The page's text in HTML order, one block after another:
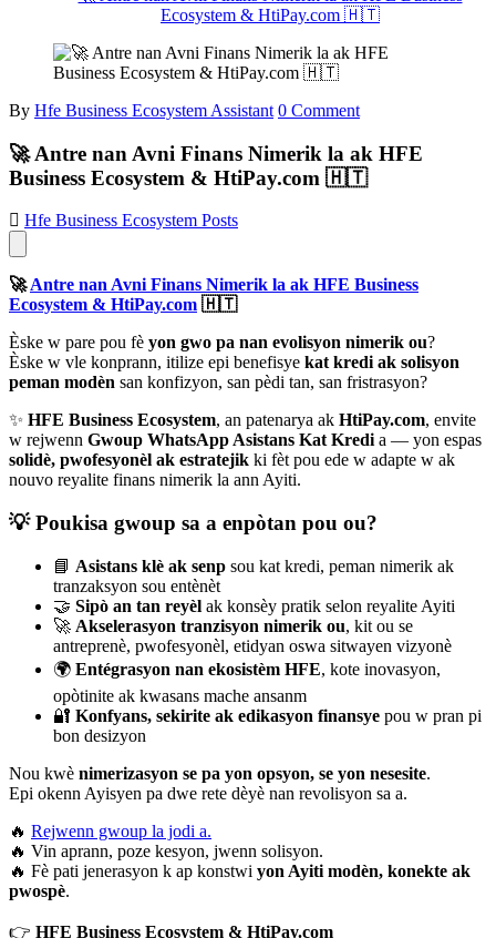
Ecosystem & HtiPay.com 🇭🇹
By Hfe Business Ecosystem Assistant 0 Comment
🚀 Antre nan Avni Finans Nimerik la ak HFE
Business Ecosystem & HtiPay.com 🇭🇹
Hfe Business Ecosystem Posts
🚀Antre nan Avni Finans Nimerik la ak HFE Business
Ecosystem & HtiPay.com 🇭🇹
Èske w pare pou fè yon gwo pa nan evolisyon nimerik ou?
Èske w vle konprann, itilize epi benefisye kat kredi ak solisyon
peman modèn san konfizyon, san pèdi tan, san fristrasyon?
✨ HFE Business Ecosystem, an patenarya ak HtiPay.com, envite
w rejwenn Gwoup WhatsApp Asistans Kat Kredia — yon espas
solidè, pwofesyonèl ak estratejik ki fèt pou ede w adapte w ak
nouvo reyalite finans nimerik la ann Ayiti.
💡 Poukisa gwoup sa a enpòtan pou ou?
📘 Asistans klè ak senp sou kat kredi, peman nimerik ak
tranzaksyon sou entènèt
🤝 Sipò an tan reyèl ak konsèy pratik selon reyalite Ayiti
🚀 Akselerasyon tranzisyon nimerik ou, kit ou se
antreprenè, pwofesyonèl, etidyan oswa sitwayen vizyonè
🌍 Entégrasyon nan ekosistèm HFE, kote inovasyon,
opòtinite ak kwasans mache ansanm
🔐 Konfyans, sekirite ak edikasyon finansye pou w pran pi
bon desizyon
Nou kwè nimerizasyon se pa yon opsyon, se yon nesesite.
Epi okenn Ayisyen pa dwe rete dèyè nan revolisyon sa a.
🔥 Rejwenn gwoup la jodi a.
🔥 Vin aprann, poze kesyon, jwenn solisyon.
🔥 Fè pati jenerasyon k ap konstwi yon Ayiti modèn, konekte ak
pwospè.
👉 HFE Business Ecosystem & HtiPay.com